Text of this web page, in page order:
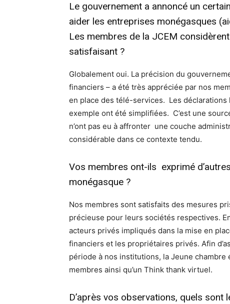
Le gouvernement a annoncé un
aider les entreprises monégasques
Les membres de la JCEM
satisfaisant ?
Globalement oui. La précision du
financiers – a été très appréciée par nos
en place des télé-services. Les
exemple ont été simplifiées. C’est une
n’ont pas eu à affronter une couche
considérable dans ce contexte tendu.
Vos membres ont-ils exprimé
monégasque ?
Nos membres sont satisfaits des mesures
précieuse pour leurs sociétés respectives.
acteurs privés impliqués dans la mise en
financiers et les propriétaires privés. Afin
période à nos institutions, la Jeune chambre
membres ainsi qu’un Think thank virtuel.
D’après vos observations, quels sont